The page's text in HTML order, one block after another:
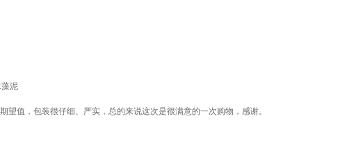
泥
值，包装很仔细、严实，总的来说这次是很满意的一次购物，感谢。